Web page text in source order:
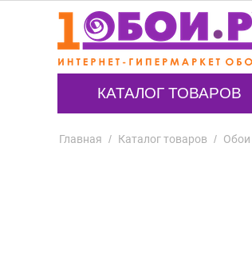
КАТАЛОГ ТОВАРОВ
Главная / Каталог товаров / Обои